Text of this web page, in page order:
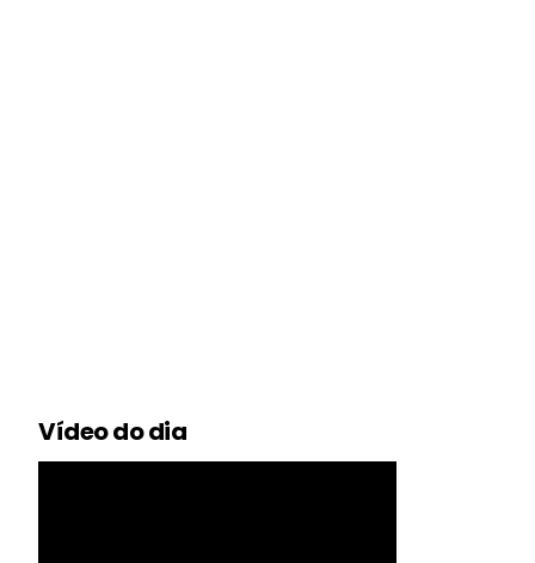
Vídeo do dia